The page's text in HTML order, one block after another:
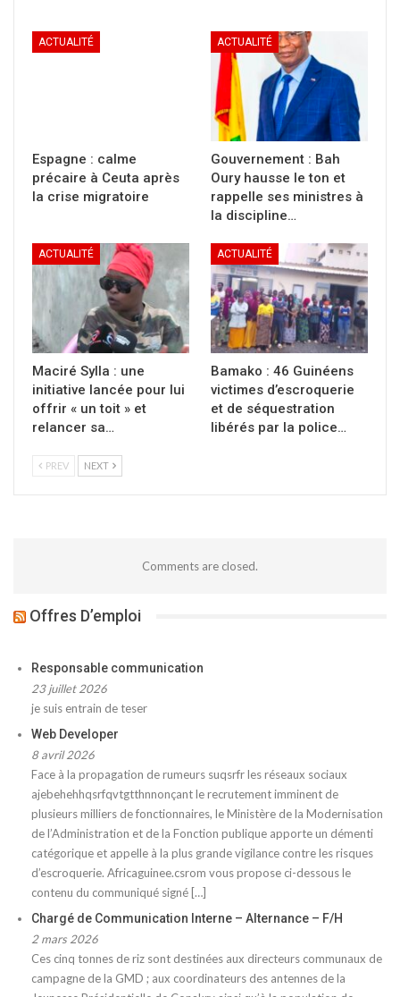
ACTUALITÉ
Espagne : calme
précaire à Ceuta après
la crise migratoire
ACTUALITÉ
Gouvernement : Bah
Oury hausse le ton et
rappelle ses ministres à
la discipline…
ACTUALITÉ
Maciré Sylla : une
initiative lancée pour lui
offrir « un toit » et
relancer sa…
ACTUALITÉ
Bamako : 46 Guinéens
victimes d’escroquerie
et de séquestration
libérés par la police…
PREV NEXT
Comments are closed.
Offres D’emploi
Responsable communication
23 juillet 2026
je suis entrain de teser
Web Developer
8 avril 2026
Face à la propagation de rumeurs suqsrfr les réseaux sociaux
ajebehehhqsrfqvtgtthnnonçant le recrutement imminent de
plusieurs milliers de fonctionnaires, le Ministère de la Modernisation
de l’Administration et de la Fonction publique apporte un démenti
catégorique et appelle à la plus grande vigilance contre les risques
d’escroquerie. Africaguinee.csrom vous propose ci-dessous le
contenu du communiqué signé […]
Chargé de Communication Interne – Alternance – F/H
2 mars 2026
Ces cinq tonnes de riz sont destinées aux directeurs communaux de
campagne de la GMD ; aux coordinateurs des antennes de la